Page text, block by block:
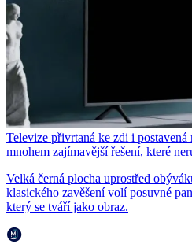
Televize přivrtaná ke zdi i
mnohem zajímavější řešení, které
Velká černá plocha uprostřed
klasického zavěšení volí posuvné
který se tváří jako obraz.